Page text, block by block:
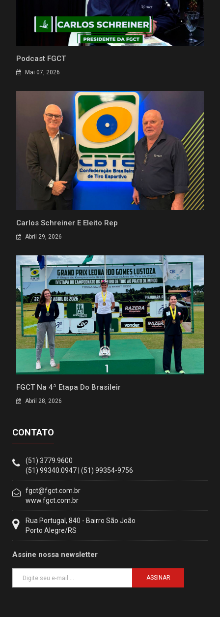
Podcast FGCT
Mai 07, 2026
Carlos Schreiner É Eleito Rep
Abril 29, 2026
FGCT Na 4ª Etapa Do Brasileir
Abril 28, 2026
CONTATO
(51) 3779.9600
(51) 99340.0947 | (51) 99354-9756
fgct@fgct.com.br
www.fgct.com.br
Rua Portugal, 840 - Bairro São João
Porto Alegre/RS
Assine nossa newsletter
ASSINAR